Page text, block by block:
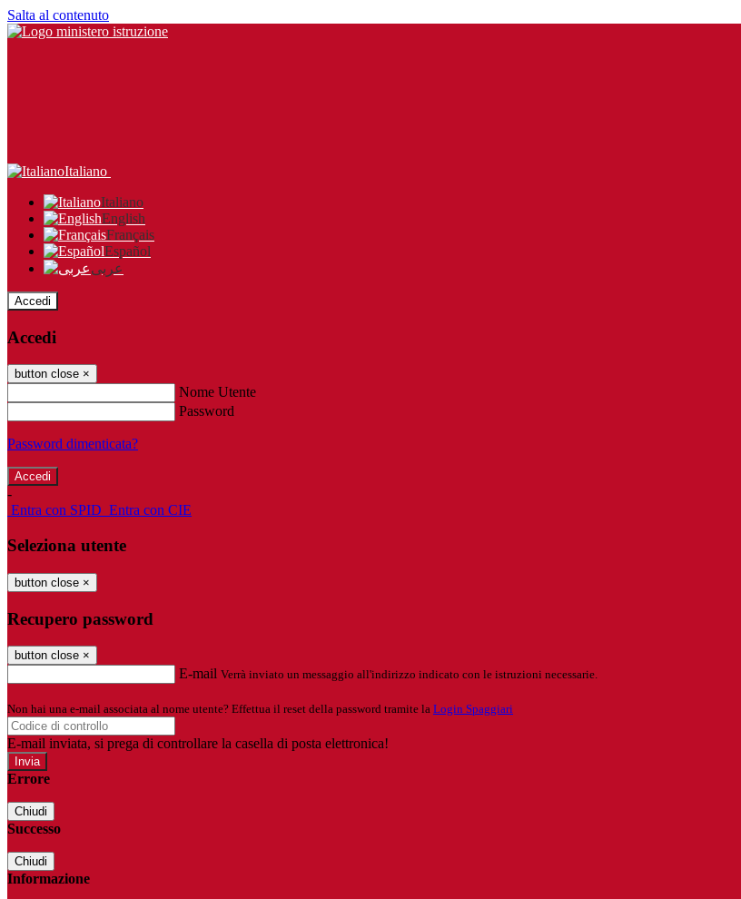
Salta al contenuto
Italiano
Italiano
English
Français
Español
عربى
Accedi
Accedi
button close ×
Nome Utente
Password
Password dimenticata?
-
Entra con SPID Entra con CIE
Seleziona utente
button close ×
Recupero password
button close ×
E-mail Verrà inviato un messaggio all'indirizzo indicato con le istruzioni necessarie.
Non hai una e-mail associata al nome utente? Effettua il reset della password tramite la Login Spaggiari
E-mail inviata, si prega di controllare la casella di posta elettronica!
Errore
Chiudi
Successo
Chiudi
Informazione